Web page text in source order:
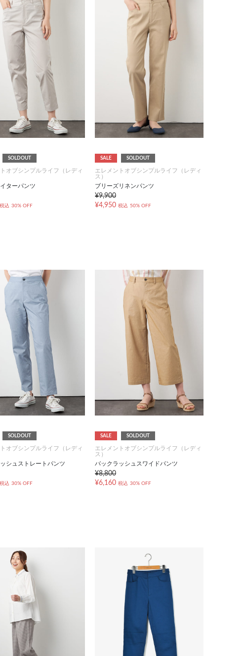
SOLDOUT
オブシンプルライフ（レディ
ターパンツ
税込 30% OFF
SALE SOLDOUT
エレメントオブシンプルライフ（レディ
ス）
ブリーズリネンパンツ
¥9,900
¥4,950 税込 50% OFF
SOLDOUT
オブシンプルライフ（レディ
シュストレートパンツ
税込 30% OFF
SALE SOLDOUT
エレメントオブシンプルライフ（レディ
ス）
バックラッシュスワイドパンツ
¥8,800
¥6,160 税込 30% OFF